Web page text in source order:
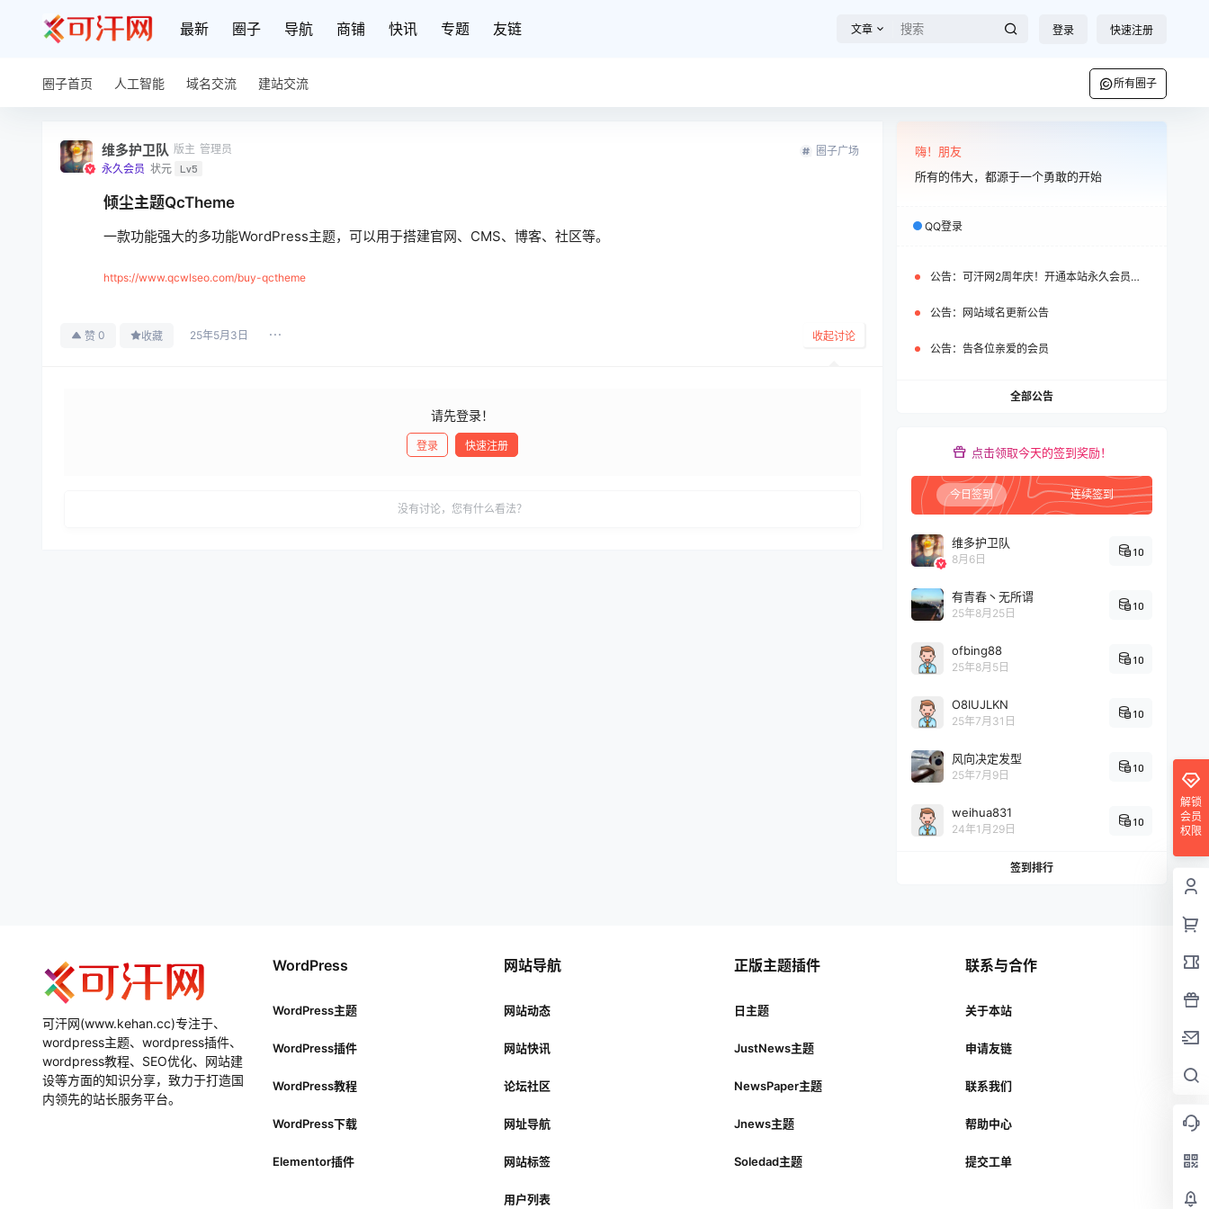
最新 圈子 导航 商铺 快讯 专题 友链 文章 登录 快速注册
圈子首页 人工智能 域名交流 建站交流 所有圈子
维多护卫队 版主 管理员
永久会员 状元 Lv5
圈子广场
倾尘主题QcTheme
一款功能强大的多功能WordPress主题，可以用于搭建官网、CMS、博客、社区等。
https://www.qcwlseo.com/buy-qctheme
赞 0 收藏 25年5月3日 收起讨论
请先登录！
登录 快速注册
没有讨论，您有什么看法？
嗨！朋友
所有的伟大，都源于一个勇敢的开始
QQ登录
公告： 可汗网2周年庆！开通本站永久会员即可免费获赠WP之家永久会员
公告： 网站域名更新公告
公告： 告各位亲爱的会员
全部公告
点击领取今天的签到奖励！
今日签到 连续签到
维多护卫队
8月6日
10
有青春丶无所谓
25年8月25日
10
ofbing88
25年8月5日
10
O8IUJLKN
25年7月31日
10
风向决定发型
25年7月9日
10
weihua831
24年1月29日
10
签到排行
解锁
会员
权限
可汗网(www.kehan.cc)专注于、
wordpress主题、wordpress插件、
wordpress教程、SEO优化、网站建
设等方面的知识分享，致力于打造国
内领先的站长服务平台。
WordPress
WordPress主题
WordPress插件
WordPress教程
WordPress下载
Elementor插件
网站导航
网站动态
网站快讯
论坛社区
网址导航
网站标签
用户列表
正版主题插件
日主题
JustNews主题
NewsPaper主题
Jnews主题
Soledad主题
联系与合作
关于本站
申请友链
联系我们
帮助中心
提交工单